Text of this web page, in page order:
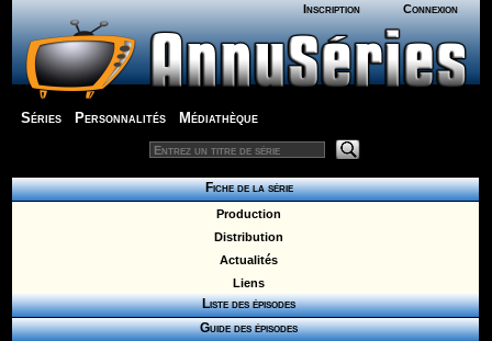
Inscription Connexion
Séries Personnalités Médiathèque
Fiche de la série
Production
Distribution
Actualités
Liens
Liste des épisodes
Guide des épisodes